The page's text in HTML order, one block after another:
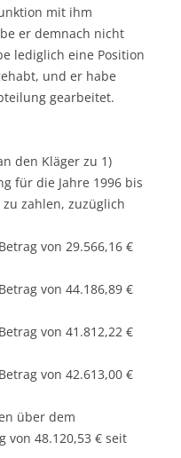
mit ihm
er demnach nicht
lediglich eine Position
und er habe
gearbeitet.
den Kläger zu 1)
für die Jahre 1996 bis
zu zahlen, zuzüglich
von 29.566,16 €
von 44.186,89 €
von 41.812,22 €
von 42.613,00 €
über dem
von 48.120,53 € seit